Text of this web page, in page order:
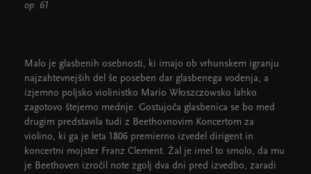
op. 61
Malo je glasbenih osebnosti, ki imajo ob vrhunskem igranju
najzahtevnejših del še poseben dar glasbenega vodenja, a
izjemno poljsko violinistko Mario Włoszczowsko lahko
zagotovo štejemo mednje. Gostujoča glasbenica se bo med
drugim predstavila tudi z Beethovnovim Koncertom za
violino, ki ga je leta 1806 premierno izvedel dirigent in
koncertni mojster Franz Clement. Žal je imel to smolo, da mu
je Beethoven izročil note zgolj dva dni pred izvedbo, zaradi